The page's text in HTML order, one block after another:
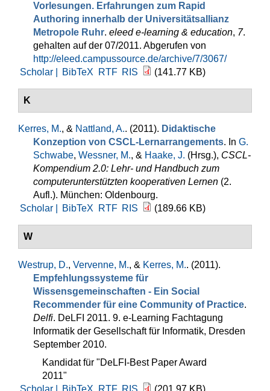
Vorlesungen. Erfahrungen zum Rapid
Authoring innerhalb der Universitätsallianz
Metropole Ruhr. eleed e-learning & education, 7.
gehalten auf der 07/2011. Abgerufen von
http://eleed.campussource.de/archive/7/3067/
Scholar |
BibTeX RTF RIS (141.77 KB)
K
Kerres, M., & Nattland, A.. (2011). Didaktische
Konzeption von CSCL-Lernarrangements. In G.
Schwabe, Wessner, M., & Haake, J. (Hrsg.), CSCL-
Kompendium 2.0: Lehr- und Handbuch zum
computerunterstützten kooperativen Lernen (2.
Aufl.). München: Oldenbourg.
Scholar |
BibTeX RTF RIS (189.66 KB)
W
Westrup, D., Vervenne, M., & Kerres, M.. (2011).
Empfehlungssysteme für
Wissensgemeinschaften - Ein Social
Recommender für eine Community of Practice.
Delfi. DeLFI 2011. 9. e-Learning Fachtagung
Informatik der Gesellschaft für Informatik, Dresden
September 2010.
Kandidat für "DeLFI-Best Paper Award
2011"
Scholar |
BibTeX RTF RIS (201.97 KB)